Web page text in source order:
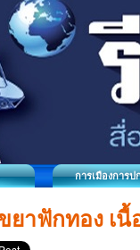
การเมืองการป
ยาฟักทอง เ